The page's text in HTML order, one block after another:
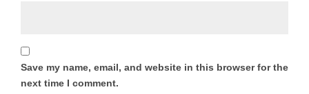
Save my name, email, and website in this browser for the
next time I comment.